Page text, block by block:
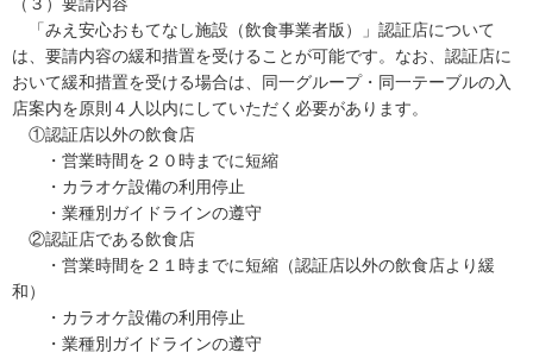
「みえ安心おもてなし施設（飲食事業者版）」認証店について
は、要請内容の緩和措置を受けることが可能です。なお、認証店に
おいて緩和措置を受ける場合は、同一グループ・同一テーブルの入
店案内を原則４人以内にしていただく必要があります。
①認証店以外の飲食店
・営業時間を２０時までに短縮
・カラオケ設備の利用停止
・業種別ガイドラインの遵守
②認証店である飲食店
・営業時間を２１時までに短縮（認証店以外の飲食店より緩
和）
・カラオケ設備の利用停止
・業種別ガイドラインの遵守